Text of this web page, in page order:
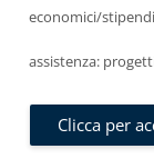
economici/
assistenza:
Clicca per